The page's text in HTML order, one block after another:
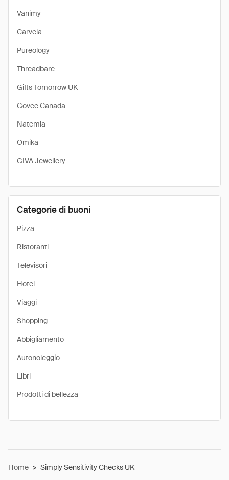
Vanimy
Carvela
Pureology
Threadbare
Gifts Tomorrow UK
Govee Canada
Natemia
Omika
GIVA Jewellery
Categorie di buoni
Pizza
Ristoranti
Televisori
Hotel
Viaggi
Shopping
Abbigliamento
Autonoleggio
Libri
Prodotti di bellezza
Home > Simply Sensitivity Checks UK